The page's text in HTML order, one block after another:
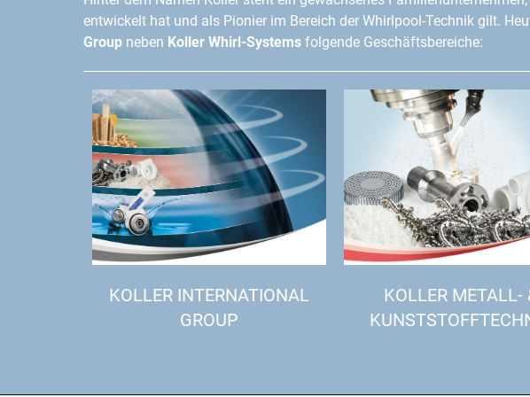
entwickelt hat und als Pionier im Bereich der Whirlpool-Technik gilt.
Group neben Koller Whirl-Systems folgende Geschäftsbereiche:
KOLLER INTERNATIONAL
GROUP
KOLLER METALL-